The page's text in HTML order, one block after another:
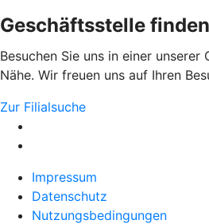
Geschäftsstelle finden
Besuchen Sie uns in einer unserer
Nähe. Wir freuen uns auf Ihren
Zur Filialsuche
Impressum
Datenschutz
Nutzungsbedingungen